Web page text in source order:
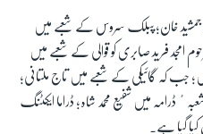
جمشید خان؛ پبلک سروس کے شعبے میں
امجد فرید صابری کو قوالی کے شعبے میں
جب کہ گائیکی کے شعبے میں تاج ملتانی؛
ڈرامہ میں شفیع محمد شاہ؛ ڈراما ایکٹنگ
گیا ہے۔